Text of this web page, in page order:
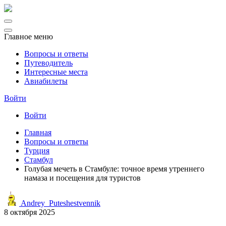
Главное меню
Вопросы и ответы
Путеводитель
Интересные места
Авиабилеты
Войти
Войти
Главная
Вопросы и ответы
Турция
Стамбул
Голубая мечеть в Стамбуле: точное время утреннего
намаза и посещения для туристов
Andrey_Puteshestvennik
8 октября 2025